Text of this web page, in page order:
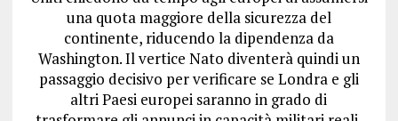
una quota maggiore della sicurezza del
continente, riducendo la dipendenza da
Washington. Il vertice Nato diventerà quindi un
passaggio decisivo per verificare se Londra e gli
altri Paesi europei saranno in grado di